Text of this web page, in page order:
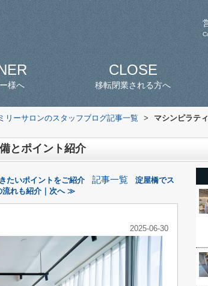
様へ
CLOSE
移転閉業される方へ
リーサロンのスタッフブログ記事一覧 >
マシンピラテ
とポイント紹介
たいポイントをご紹介 記事一覧
淀屋橋でス
流れも紹介｜次へ ≫
2025-06-30